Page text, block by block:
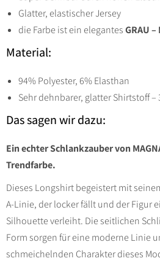
Glatter, elastischer Jersey
die Farbe ist ein elegantesGRAU –
Material:
94% Polyester, 6% Elasthan
Sehr dehnbarer, glatter Shirtstoff –
Das sagen wir dazu:
Ein echter Schlankzauber von
Trendfarbe.
Dieses Longshirt begeistert mit
A-Linie, der locker fällt und der Figur
Silhouette verleiht. Die seitlichen
Form sorgen für eine moderne Linie
schmeichelnden Charakter dieses